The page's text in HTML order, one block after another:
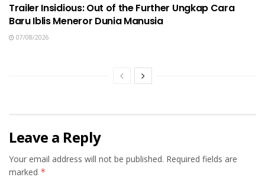
Trailer Insidious: Out of the Further Ungkap Cara
Baru Iblis Meneror Dunia Manusia
07/08/2026
Leave a Reply
Your email address will not be published. Required fields are
marked *